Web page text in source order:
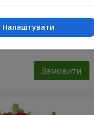
з Пандою
Замовити
Налаштувати